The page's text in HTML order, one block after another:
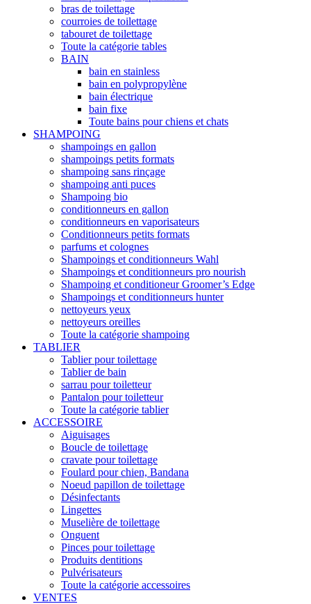
bras de toilettage
courroies de toilettage
tabouret de toilettage
Toute la catégorie tables
BAIN
bain en stainless
bain en polypropylène
bain électrique
bain fixe
Toute bains pour chiens et chats
SHAMPOING
shampoings en gallon
shampoings petits formats
shampoing sans rinçage
shampoing anti puces
Shampoing bio
conditionneurs en gallon
conditionneurs en vaporisateurs
Conditionneurs petits formats
parfums et colognes
Shampoings et conditionneurs Wahl
Shampoings et conditionneurs pro nourish
Shampoing et conditioneur Groomer’s Edge
Shampoings et conditionneurs hunter
nettoyeurs yeux
nettoyeurs oreilles
Toute la catégorie shampoing
TABLIER
Tablier pour toilettage
Tablier de bain
sarrau pour toiletteur
Pantalon pour toiletteur
Toute la catégorie tablier
ACCESSOIRE
Aiguisages
Boucle de toilettage
cravate pour toilettage
Foulard pour chien, Bandana
Noeud papillon de toilettage
Désinfectants
Lingettes
Muselière de toilettage
Onguent
Pinces pour toilettage
Produits dentitions
Pulvérisateurs
Toute la catégorie accessoires
VENTES